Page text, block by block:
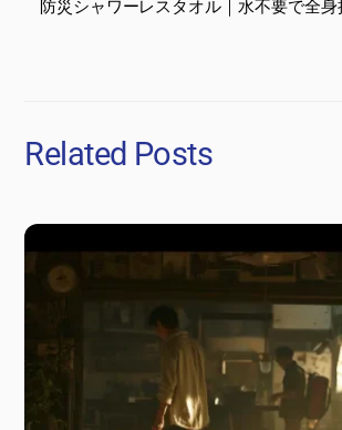
防災シャワーレスタオル｜水不要で全
Related Posts